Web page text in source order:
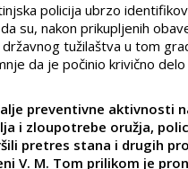
policija ubrzo
su, nakon prikupljenih
tužilaštva u tom
da je počinio krivično delo
preventivne aktivnosti
i zloupotrebe oružja,
pretres stana i drugih
V. M. Tom prilikom je